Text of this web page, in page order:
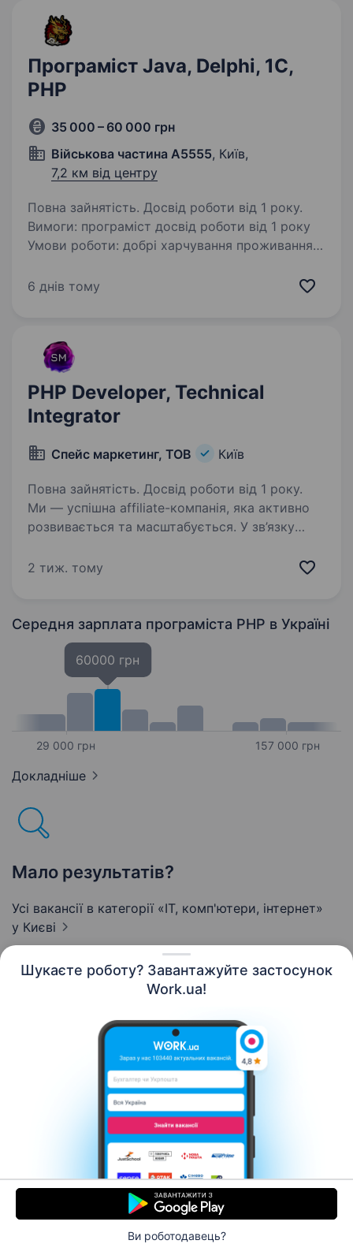
Шукаєте роботу? Завантажуйте застосунок
Work.ua!
Ви роботодавець?
Програміст Java, Delphi, 1С,
PHP
35 000 – 60 000 грн
Військова частина А5555, Київ,
7,2 км від центру
Повна зайнятість. Досвід роботи від 1 року.
Вимоги: програміст досвід роботи від 1 року
Умови роботи: добрі харчування проживання
супровід, навіть якщо в розшуку. Cлужба
6 днів тому
PHP Developer, Technical
Integrator
Спейс маркетинг, ТОВ Київ
Повна зайнятість. Досвід роботи від 1 року.
Ми — успішна affiliate-компанія, яка активно
розвивається та масштабується. У зв’язку
який підсилить нашу команду та стане
2 тиж. тому
Середня зарплата програміста PHP в Україні
29 000 грн
60000 грн
157 000 грн
Докладніше
Мало результатів?
Усі вакансії в категорії «IT, комп'ютери, інтернет»
у Києві
Контакти Про нас
Кар’єра
Допомога Умови використання